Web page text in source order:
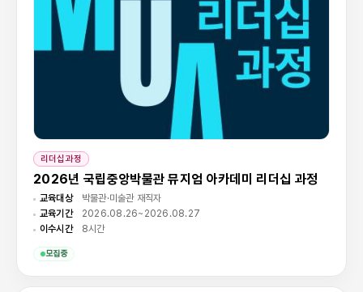
리더십과정
2026년 국립중앙박물관 뮤지엄 아카데미 리더십 과정
교육대상
박물관·미술관 재직자
교육기간
2026.08.26~2026.08.27
이수시간
8시간
모집중